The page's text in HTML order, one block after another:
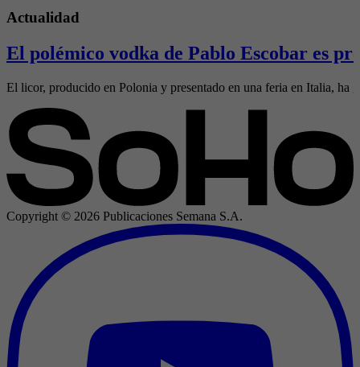
Actualidad
El polémico vodka de Pablo Escobar es
El licor, producido en Polonia y presentado en una feria en Italia, ha
Copyright © 2026 Publicaciones Semana S.A.